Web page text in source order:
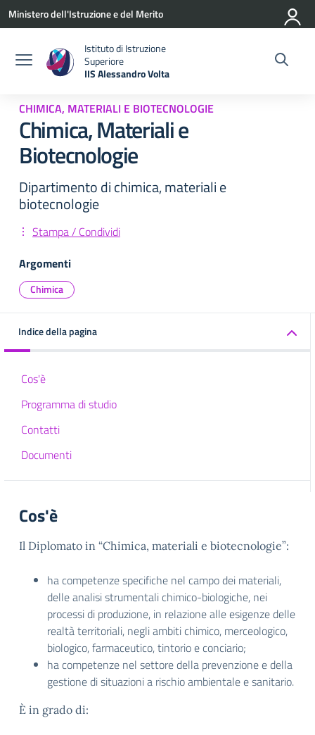
Vai ai contenuti
Vai al menu di navigazione
Vai al footer
Ministero dell'Istruzione e del Merito
Istituto di Istruzione
Superiore
IIS Alessandro Volta
CHIMICA, MATERIALI E BIOTECNOLOGIE
Chimica, Materiali e
Biotecnologie
Dipartimento di chimica, materiali e
biotecnologie
Stampa / Condividi
Argomenti
Chimica
Indice della pagina
Cos'è
Programma di studio
Contatti
Documenti
Cos'è
Il Diplomato in “Chimica, materiali e biotecnologie”:
ha competenze specifiche nel campo dei materiali,
delle analisi strumentali chimico-biologiche, nei
processi di produzione, in relazione alle esigenze delle
realtà territoriali, negli ambiti chimico, merceologico,
biologico, farmaceutico, tintorio e conciario;
ha competenze nel settore della prevenzione e della
gestione di situazioni a rischio ambientale e sanitario.
È in grado di: